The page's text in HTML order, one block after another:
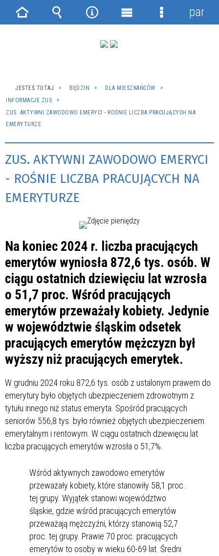
JESTEŚ TUTAJ BĘDZIN
DLA MIESZKAŃCÓW
INFORMACJE ZUS
ZUS. AKTYWNI ZAWODOWO EMERYCI - ROŚNIE LICZBA PRACUJĄCYCH NA
EMERYTURZE
ZUS. AKTYWNI ZAWODOWO EMERYCI
- ROŚNIE LICZBA PRACUJĄCYCH NA
EMERYTURZE
Na koniec 2024 r. liczba pracujących
emerytów wyniosła 872,6 tys. osób. W
ciągu ostatnich dziewięciu lat wzrosła
o 51,7 proc. Wśród pracujących
emerytów przeważały kobiety. Jedynie
w województwie śląskim odsetek
pracujących emerytów mężczyzn był
wyższy niż pracujących emerytek.
W grudniu 2024 roku 872,6 tys. osób z ustalonym prawem do
emerytury było objętych ubezpieczeniem zdrowotnym z
tytułu innego niż status emeryta. Spośród pracujących
seniorów 556,8 tys. było również objętych ubezpieczeniem
emerytalnym i rentowym. W ciągu ostatnich dziewięciu lat
liczba pracujących emerytów wzrosła o 51,7%.
Wśród aktywnych zawodowo emerytów
przeważały kobiety, które stanowiły 58,1 proc.
tej grupy. Wyjątek stanowi województwo
śląskie, gdzie wśród pracujących emerytów
przeważają mężczyźni, którzy stanowią 52,7
proc. tej grupy. Prawie 70 proc. pracujących
emerytów to osoby w wieku 60-69 lat. Średni
Strona Wyszukiwarka
NarzędziaMenu
Menu
panel